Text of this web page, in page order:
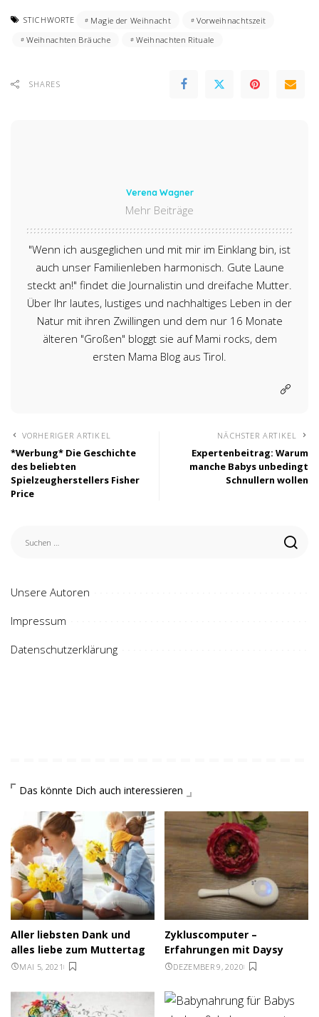
STICHWORTE Magie der Weihnacht
Vorweihnachtszeit
Weihnachten Bräuche
Weihnachten Rituale
SHARES
Verena Wagner
Mehr Beiträge
"Wenn ich ausgeglichen und mit mir im Einklang bin, ist
auch unser Familienleben harmonisch. Gute Laune
steckt an!" findet die Journalistin und dreifache Mutter.
Über Ihr lautes, lustiges und nachhaltiges Leben in der
Natur mit ihren Zwillingen und dem nur 16 Monate
älteren "Großen" bloggt sie auf Mami rocks, dem
ersten Mama Blog aus Tirol.
VORHERIGER ARTIKEL
*Werbung* Die Geschichte
des beliebten
Spielzeugherstellers Fisher
Price
NÄCHSTER ARTIKEL
Expertenbeitrag: Warum
manche Babys unbedingt
Schnullern wollen
Unsere Autoren
Impressum
Datenschutzerklärung
Das könnte Dich auch interessieren
Aller liebsten Dank und
alles liebe zum Muttertag
MAI 5, 2021
Zykluscomputer –
Erfahrungen mit Daysy
DEZEMBER 9, 2020